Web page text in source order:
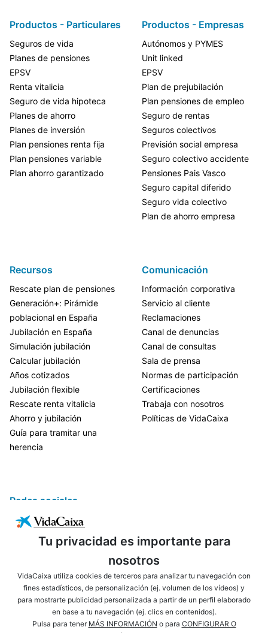
Tu privacidad es importante para
nosotros
VidaCaixa utiliza cookies de terceros para analizar tu navegación con
fines estadísticos, de personalización (ej. volumen de los vídeos) y
para mostrarte publicidad personalizada a partir de un perfil elaborado
en base a tu navegación (ej. clics en contenidos).
Pulsa para tener MÁS INFORMACIÓN o para CONFIGURAR O
Productos - Particulares
Seguros de vida
Planes de pensiones
EPSV
Renta vitalicia
Seguro de vida hipoteca
Planes de ahorro
Planes de inversión
Plan pensiones renta fija
Plan pensiones variable
Plan ahorro garantizado
Productos - Empresas
Autónomos y PYMES
Unit linked
EPSV
Plan de prejubilación
Plan pensiones de empleo
Seguro de rentas
Seguros colectivos
Previsión social empresa
Seguro colectivo accidente
Pensiones Pais Vasco
Seguro capital diferido
Seguro vida colectivo
Plan de ahorro empresa
Recursos
Rescate plan de pensiones
Generación+: Pirámide
poblacional en España
Jubilación en España
Simulación jubilación
Calcular jubilación
Años cotizados
Jubilación flexible
Rescate renta vitalicia
Ahorro y jubilación
Guía para tramitar una
herencia
Comunicación
Información corporativa
Servicio al cliente
Reclamaciones
Canal de denuncias
Canal de consultas
Sala de prensa
Normas de participación
Certificaciones
Trabaja con nosotros
Políticas de VidaCaixa
Redes sociales
ENLACES DE INTERÉS AVISO LEGAL
PRIVACIDAD POLÍTICA DE COOKIES